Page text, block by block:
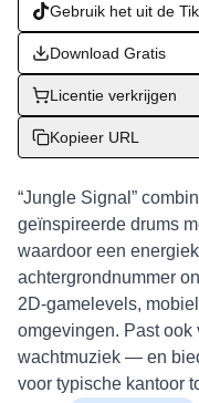
Gebruik het uit de
Download Gratis
Licentie verkrijgen
Kopieer URL
“Jungle Signal”
geïnspireerde drums
waardoor een
achtergrondnummer
2D-gamelevels,
omgevingen. Past ook
wachtmuziek — en
voor typische kantoor